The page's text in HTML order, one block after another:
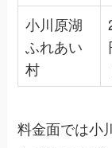
小川原湖
ふれあい
村
料金面では小